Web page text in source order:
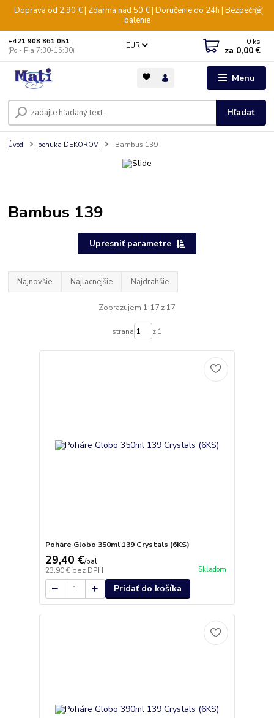
Doprava od 2,90 € | Zdarma nad 50 € | Doručenie do 24h | Bezpečné
balenie
Menu
EUR
Hľadať
+421 908 861 051
(Po - Pia 7:30-15:30)
0 ks
za 0,00 €
Úvod ponuka DEKOROV Bambus 139
Bambus 139
Upresniť parametre
Najnovšie Najlacnejšie Najdrahšie
Zobrazujem 1-17 z 17
strana z 1
Poháre Globo 350ml 139 Crystals (6KS)
29,40 €/bal
23,90 € bez DPH Skladom
Pridať do košíka